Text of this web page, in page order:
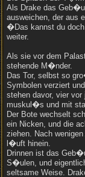
Als Drake das
ausweichen, der aus
�Das kannst du
weiter.
Als sie vor dem
stehende M�nder.
Das Tor, selbst so
Symbolen verziert
stehen davor, vier
muskul�s und mit
Der Bote wechselt
ein Nicken, und die
ziehen. Nach
l�uft hinein.
Drinnen ist das
S�ulen, und
seltsame Weise.